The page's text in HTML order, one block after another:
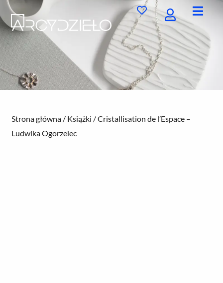
Przejdź
do
treści
Strona główna / Książki / Cristallisation de l’Espace –
Ludwika Ogorzelec